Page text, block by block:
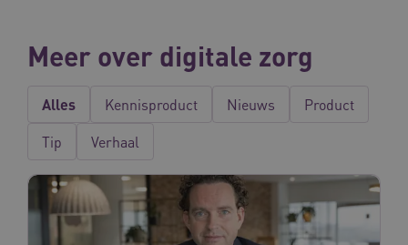
Meer over digitale zorg
Alles Kennisproduct Nieuws
Product
Tip
Verhaal